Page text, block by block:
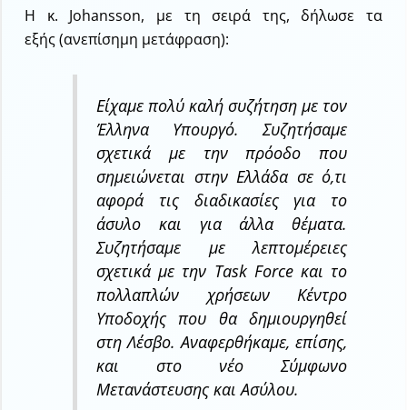
Η κ. Johansson, με τη σειρά της, δήλωσε τα
εξής (ανεπίσημη μετάφραση):
Είχαμε πολύ καλή συζήτηση με τον
Έλληνα Υπουργό. Συζητήσαμε
σχετικά με την πρόοδο που
σημειώνεται στην Ελλάδα σε ό,τι
αφορά τις διαδικασίες για το
άσυλο και για άλλα θέματα.
Συζητήσαμε με λεπτομέρειες
σχετικά με την Task Force και το
πολλαπλών χρήσεων Κέντρο
Υποδοχής που θα δημιουργηθεί
στη Λέσβο. Αναφερθήκαμε, επίσης,
και στο νέο Σύμφωνο
Μετανάστευσης και Ασύλου.